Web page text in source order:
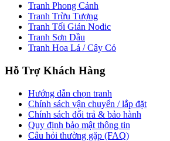
Tranh Phong Cảnh
Tranh Trừu Tượng
Tranh Tối Giản Nodic
Tranh Sơn Dầu
Tranh Hoa Lá / Cây Cỏ
Hỗ Trợ Khách Hàng
Hướng dẫn chọn tranh
Chính sách vận chuyển / lắp đặt
Chính sách đổi trả & bảo hành
Quy định bảo mật thông tin
Câu hỏi thường gặp (FAQ)